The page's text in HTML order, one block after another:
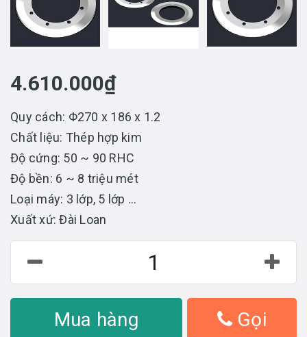
4.610.000₫
Quy cách: Φ270 x 186 x 1.2
Chất liệu: Thép hợp kim
Độ cứng: 50 ~ 90 RHC
Độ bền: 6 ~ 8 triệu mét
Loại máy: 3 lớp, 5 lớp ...
Xuất xứ: Đài Loan
Mua hàng Gọi